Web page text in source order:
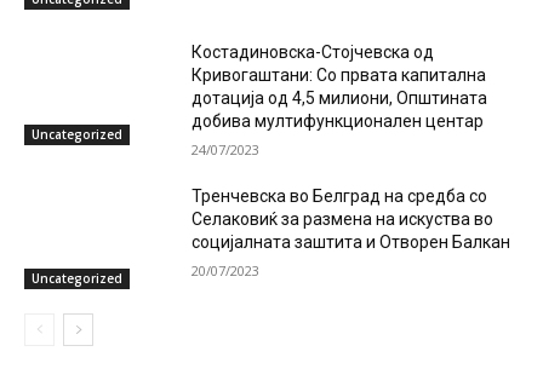
Uncategorized
Костадиновска-Стојчевска од
Кривогаштани: Со првата капитална
дотација од 4,5 милиони, Општината
добива мултифункционален центар
24/07/2023
Uncategorized
Тренчевска во Белград на средба со
Селаковиќ за размена на искуства во
социјалната заштита и Отворен Балкан
20/07/2023